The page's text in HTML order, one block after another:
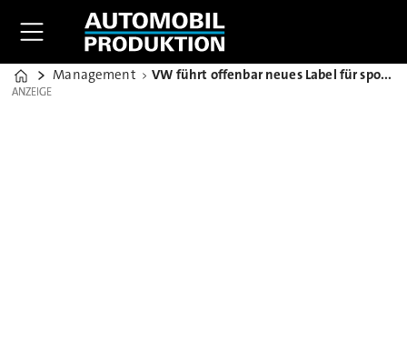
Home
Management VW führt offenbar neues Label für sportliche E-Modelle ein
ANZEIGE
ANZEIGE